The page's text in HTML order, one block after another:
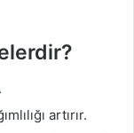
artırır.